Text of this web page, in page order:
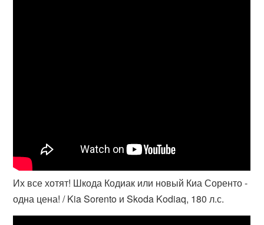
Их все хотят! Шкода Кодиак или новый Киа Соренто -
одна цена! / Kia Sorento и Skoda Kodiaq, 180 л.с.